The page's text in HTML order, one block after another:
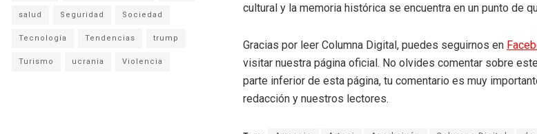
cultural y la memoria histórica se encuentra en un punto de
Gracias por leer Columna Digital, puedes seguirnos en
visitar nuestra página oficial. No olvides comentar sobre
parte inferior de esta página, tu comentario es muy
redacción y nuestros lectores.
salud Seguridad Sociedad
Tecnología Tendencias trump
Turismo ucrania Violencia